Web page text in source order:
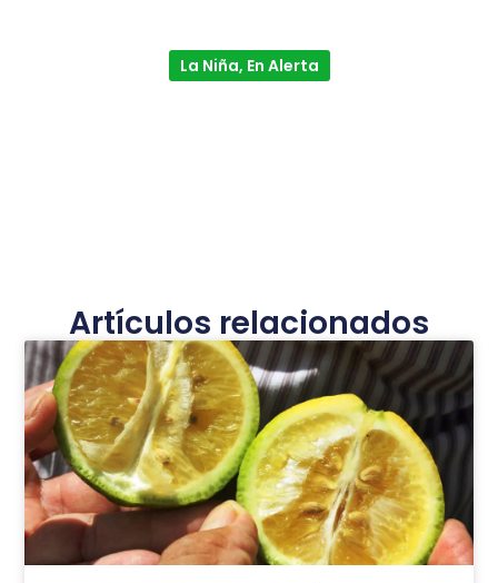
La Niña, En Alerta
Artículos relacionados